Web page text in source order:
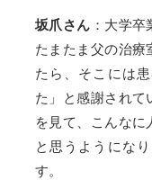
坂爪さん ：大学
たまたま父の治療
たら、そこには
た」と感謝されて
を見て、こんなに
と思うようにな
す。